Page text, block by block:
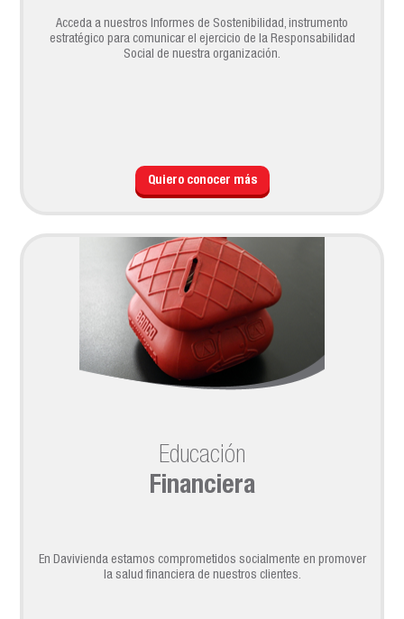
Acceda a nuestros Informes de Sostenibilidad, instrumento
estratégico para comunicar el ejercicio de la Responsabilidad
Social de nuestra organización.
Quiero conocer más
Educación
Financiera
En Davivienda estamos comprometidos socialmente en promover
la salud financiera de nuestros clientes.